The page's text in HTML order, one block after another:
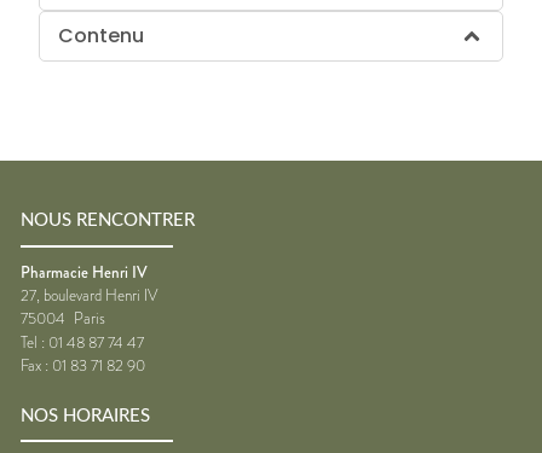
Contenu
NOUS RENCONTRER
Pharmacie Henri IV
27, boulevard Henri IV
75004 Paris
Tel : 01 48 87 74 47
Fax : 01 83 71 82 90
NOS HORAIRES